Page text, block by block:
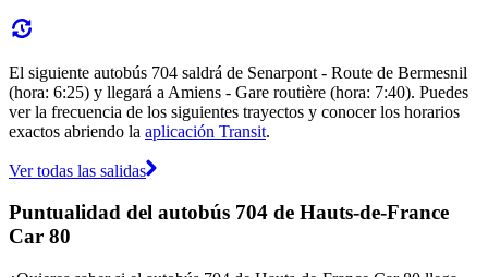
El siguiente autobús 704 saldrá de Senarpont - Route de Bermesnil
(hora: 6:25) y llegará a Amiens - Gare routière (hora: 7:40). Puedes
ver la frecuencia de los siguientes trayectos y conocer los horarios
exactos abriendo la aplicación Transit.
Ver todas las salidas
Puntualidad del autobús 704 de Hauts-de-France
Car 80